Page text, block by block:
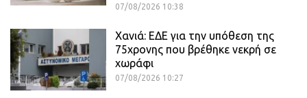
07/08/2026 10:38
Χανιά: ΕΔΕ για την υπόθεση της
75χρονης που βρέθηκε νεκρή σε
χωράφι
07/08/2026 10:27